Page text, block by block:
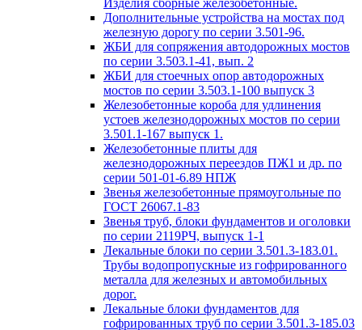
Изделия сборные железобетонные.
Дополнительные устройства на мостах под
железную дорогу по серии 3.501-96.
ЖБИ для сопряжения автодорожных мостов
по серии 3.503.1-41, вып. 2
ЖБИ для стоечных опор автодорожных
мостов по серии 3.503.1-100 выпуск 3
Железобетонные короба для удлинения
устоев железнодорожных мостов по серии
3.501.1-167 выпуск 1.
Железобетонные плиты для
железнодорожных переездов ПЖ1 и др. по
серии 501-01-6.89 НПЖ
Звенья железобетонные прямоугольные по
ГОСТ 26067.1-83
Звенья труб, блоки фундаментов и оголовки
по серии 2119РЧ, выпуск 1-1
Лекальные блоки по серии 3.501.3-183.01.
Трубы водопропускные из гофрированного
металла для железных и автомобильных
дорог.
Лекальные блоки фундаментов для
гофрированных труб по серии 3.501.3-185.03